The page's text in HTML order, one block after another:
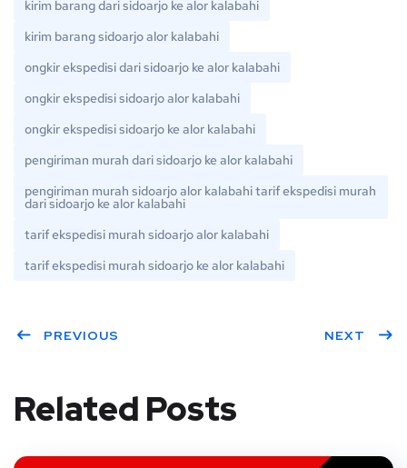
kirim barang dari sidoarjo ke alor kalabahi
kirim barang sidoarjo alor kalabahi
ongkir ekspedisi dari sidoarjo ke alor kalabahi
ongkir ekspedisi sidoarjo alor kalabahi
ongkir ekspedisi sidoarjo ke alor kalabahi
pengiriman murah dari sidoarjo ke alor kalabahi
pengiriman murah sidoarjo alor kalabahi tarif ekspedisi murah
dari sidoarjo ke alor kalabahi
tarif ekspedisi murah sidoarjo alor kalabahi
tarif ekspedisi murah sidoarjo ke alor kalabahi
PREVIOUS NEXT
Related Posts